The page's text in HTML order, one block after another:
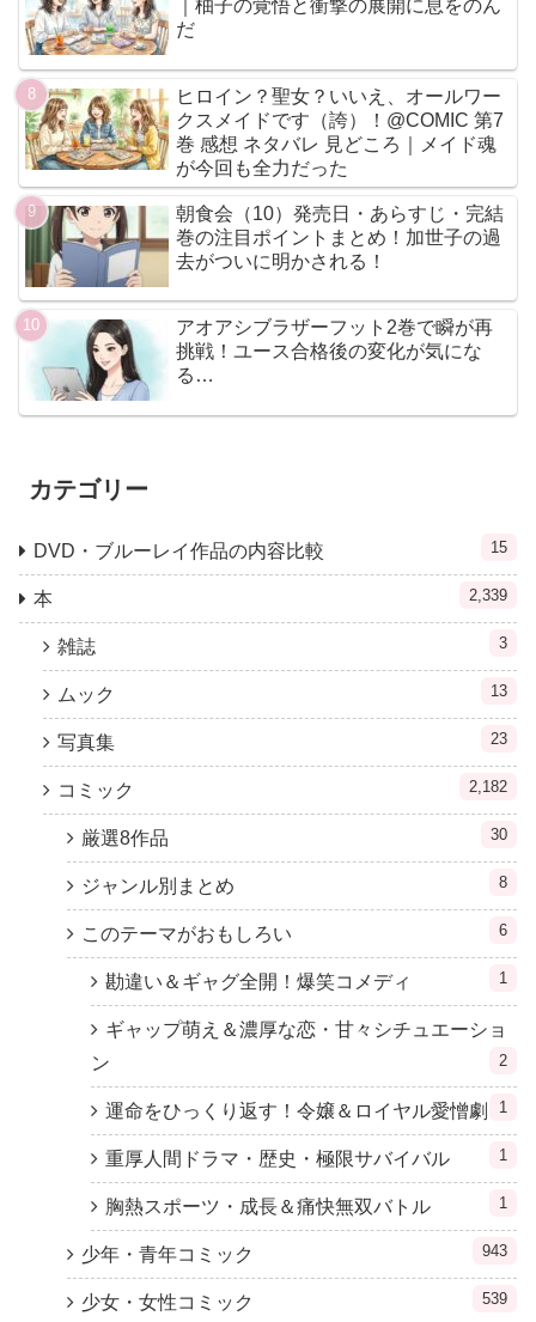
｜柚子の覚悟と衝撃の展開に息をのん
だ
ヒロイン？聖女？いいえ、オールワー
クスメイドです（誇）！@COMIC 第7
巻 感想 ネタバレ 見どころ｜メイド魂
が今回も全力だった
朝食会（10）発売日・あらすじ・完結
巻の注目ポイントまとめ！加世子の過
去がついに明かされる！
アオアシブラザーフット2巻で瞬が再
挑戦！ユース合格後の変化が気にな
る…
カテゴリー
DVD・ブルーレイ作品の内容比較 15
本 2,339
雑誌 3
ムック 13
写真集 23
コミック 2,182
厳選8作品 30
ジャンル別まとめ 8
このテーマがおもしろい 6
勘違い＆ギャグ全開！爆笑コメディ 1
ギャップ萌え＆濃厚な恋・甘々シチュエーショ
ン
2
運命をひっくり返す！令嬢＆ロイヤル愛憎劇 1
重厚人間ドラマ・歴史・極限サバイバル 1
胸熱スポーツ・成長＆痛快無双バトル 1
少年・青年コミック 943
少女・女性コミック 539